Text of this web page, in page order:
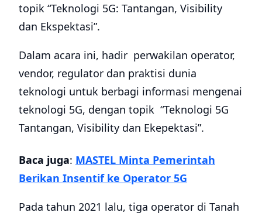
topik “Teknologi 5G: Tantangan, Visibility
dan Ekspektasi”.
Dalam acara ini, hadir perwakilan operator,
vendor, regulator dan praktisi dunia
teknologi untuk berbagi informasi mengenai
teknologi 5G, dengan topik “Teknologi 5G
Tantangan, Visibility dan Ekepektasi”.
Baca juga: MASTEL Minta Pemerintah
Berikan Insentif ke Operator 5G
Pada tahun 2021 lalu, tiga operator di Tanah